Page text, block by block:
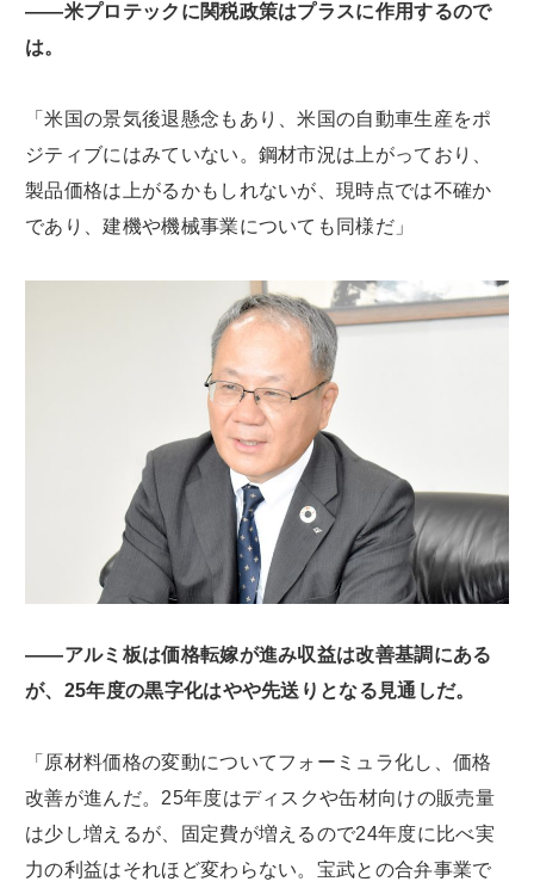
――米プロテックに関税政策はプラスに作用するので
は。
「米国の景気後退懸念もあり、米国の自動車生産をポ
ジティブにはみていない。鋼材市況は上がっており、
製品価格は上がるかもしれないが、現時点では不確か
であり、建機や機械事業についても同様だ」
――アルミ板は価格転嫁が進み収益は改善基調にある
が、25年度の黒字化はやや先送りとなる見通しだ。
「原材料価格の変動についてフォーミュラ化し、価格
改善が進んだ。25年度はディスクや缶材向けの販売量
は少し増えるが、固定費が増えるので24年度に比べ実
力の利益はそれほど変わらない。宝武との合弁事業で